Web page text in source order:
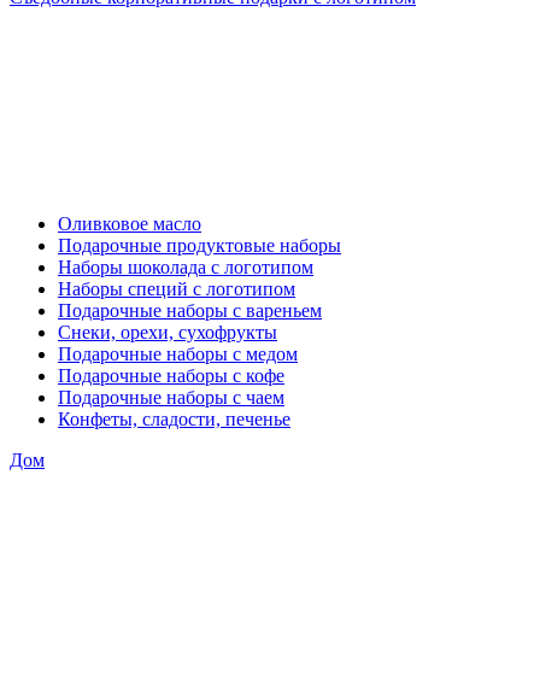
Оливковое масло
Подарочные продуктовые наборы
Наборы шоколада с логотипом
Наборы специй с логотипом
Подарочные наборы с вареньем
Снеки, орехи, сухофрукты
Подарочные наборы с медом
Подарочные наборы с кофе
Подарочные наборы с чаем
Конфеты, сладости, печенье
Дом